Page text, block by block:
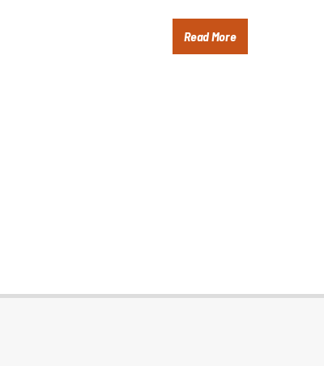
Read More